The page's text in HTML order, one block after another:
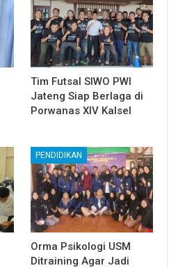
Tim Futsal SIWO PWI
Jateng Siap Berlaga di
Porwanas XIV Kalsel
PENDIDIKAN
Orma Psikologi USM
Ditraining Agar Jadi